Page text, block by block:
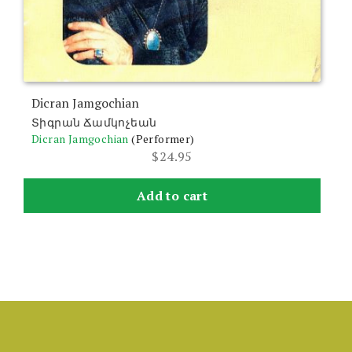
Dicran Jamgochian
Տիգրան Ճամկոչեան
Dicran Jamgochian (Performer)
$24.95
Add to cart